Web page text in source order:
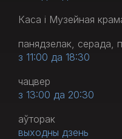
Каса і Музейная
панядзелак, серада,
з 11:00 да 18:30
чацвер
з 13:00 да 20:30
аўторак
выходны дзень